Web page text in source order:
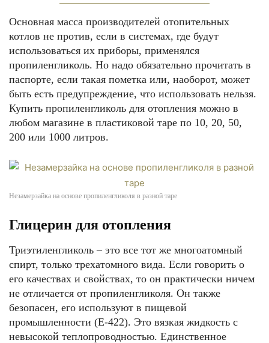
Основная масса производителей отопительных
котлов не против, если в системах, где будут
использоваться их приборы, применялся
пропиленгликоль. Но надо обязательно прочитать в
паспорте, если такая пометка или, наоборот, может
быть есть предупреждение, что использовать нельзя.
Купить пропиленгликоль для отопления можно в
любом магазине в пластиковой таре по 10, 20, 50,
200 или 1000 литров.
Незамерзайка на основе пропиленгликоля в разной таре
Глицерин для отопления
Триэтиленгликоль – это все тот же многоатомный
спирт, только трехатомного вида. Если говорить о
его качествах и свойствах, то он практически ничем
не отличается от пропиленгликоля. Он также
безопасен, его используют в пищевой
промышленности (Е-422). Это вязкая жидкость с
невысокой теплопроводностью. Единственное